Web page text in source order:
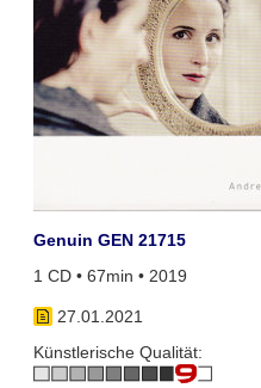
Genuin GEN 21715
1 CD • 67min • 2019
27.01.2021
Künstlerische Qualität: